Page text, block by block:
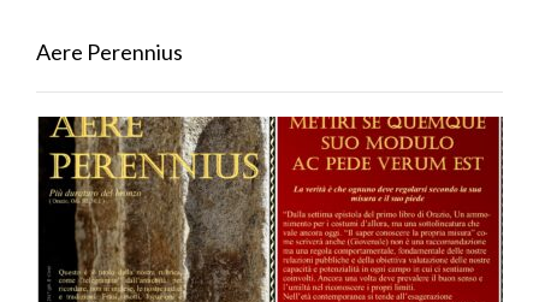
Aere Perennius